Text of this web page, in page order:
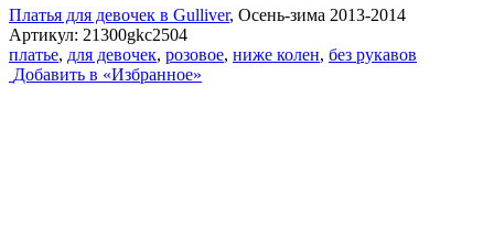
Платья для девочек в Gulliver, Осень-зима 2013-2014
Артикул: 21300gkc2504
платье, для девочек, розовое, ниже колен, без рукавов
Добавить в «Избранное»